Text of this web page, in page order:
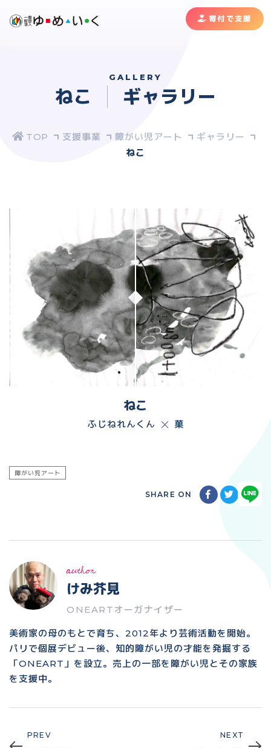
寄付で支援
GALLERY
ねこ ギャラリー
支援事業 障がい児アート
ギャラリー
ねこ
ねこ
ふじねれんくん 菓
障がい児アート
SHARE ON
author
けみ芥見
ONEARTオーガナイザー
美術家の母のもとで育ち、2012年より芸術活動を開始。
パリで個展デビュー後、知的障がい児の才能を発掘する
「ONEART」を設立。売上の一部を障がい児とその家族
を支援中。
Prev
PREV NEXT